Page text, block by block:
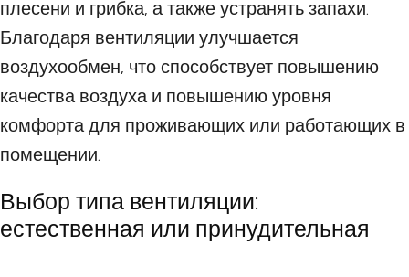
плесени и грибка, а также устранять запахи.
Благодаря вентиляции улучшается
воздухообмен, что способствует повышению
качества воздуха и повышению уровня
комфорта для проживающих или работающих в
помещении.
Выбор типа вентиляции:
естественная или принудительная